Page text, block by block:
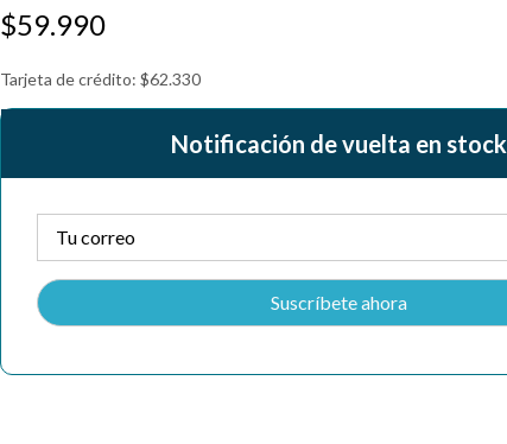
$59.990
Tarjeta de crédito: $62.330
Notificación de vuelta en stock